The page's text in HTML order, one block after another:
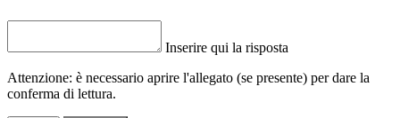
Inserire qui la risposta
Attenzione: è necessario aprire l'allegato (se presente) per dare la
conferma di lettura.